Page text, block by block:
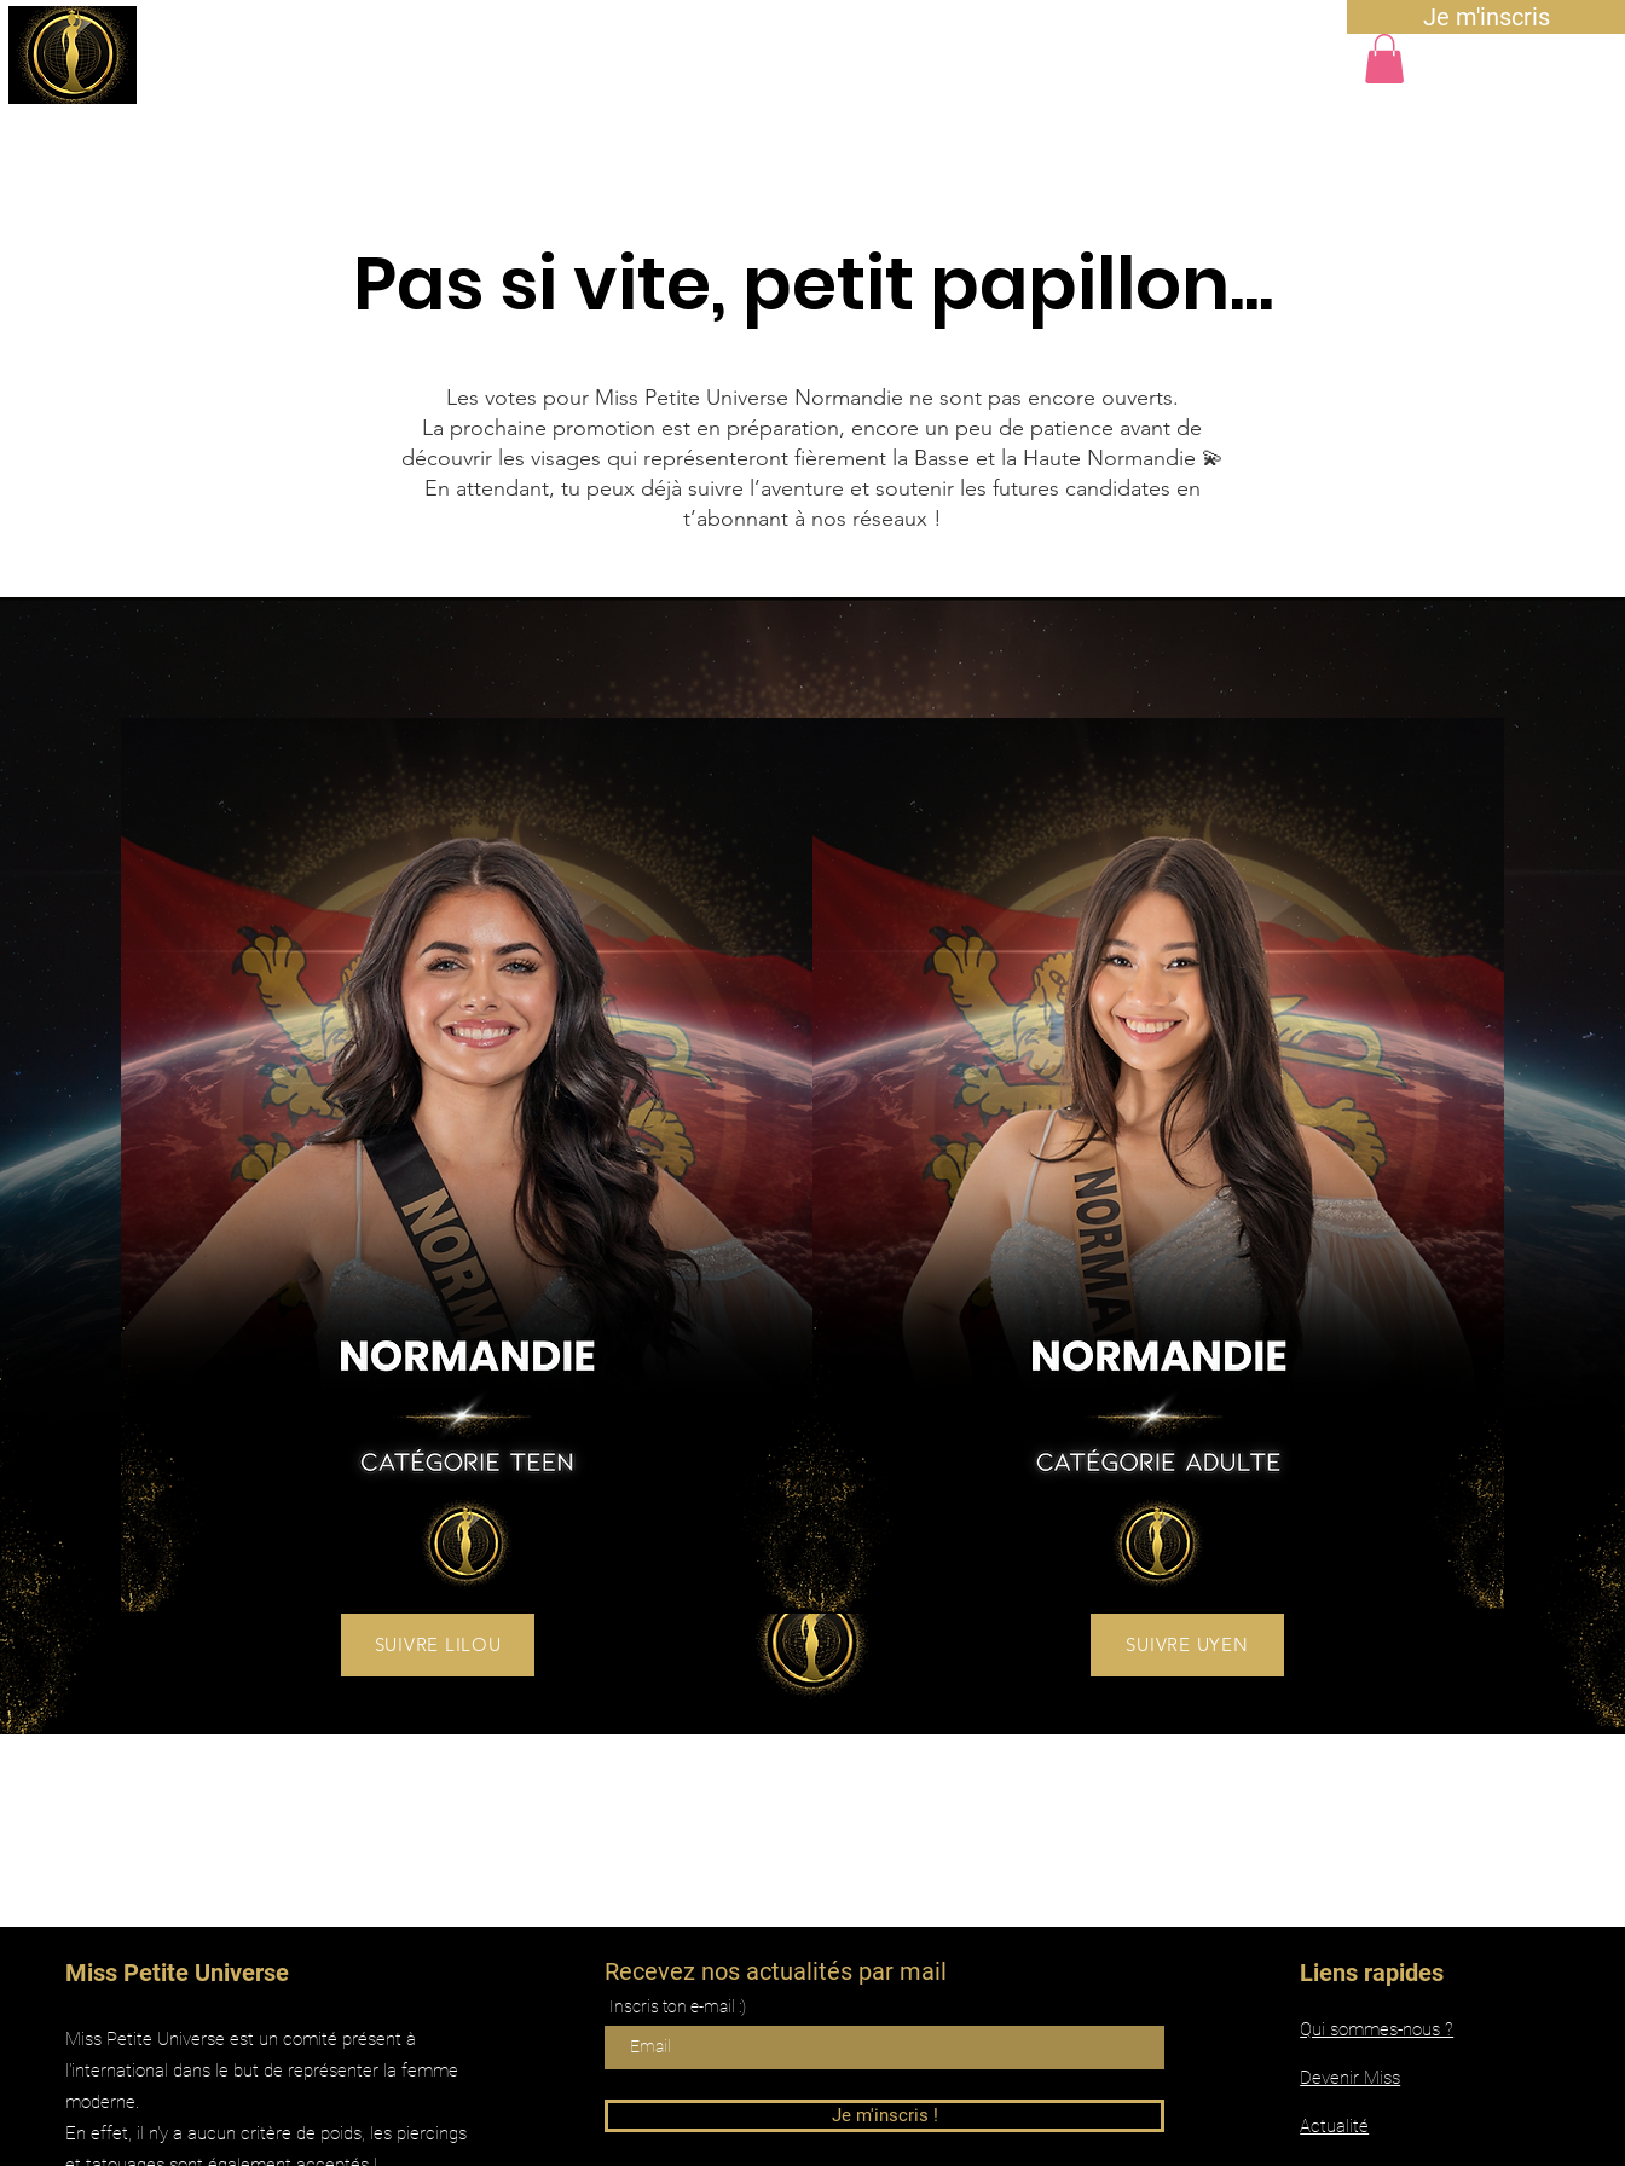
Je m'inscris
Pas si vite, petit papillon...
Les votes pour Miss Petite Universe Normandie ne sont pas encore ouverts.
La prochaine promotion est en préparation, encore un peu de patience avant de
découvrir les visages qui représenteront fièrement la Basse et la Haute Normandie 💫
En attendant, tu peux déjà suivre l’aventure et soutenir les futures candidates en
t’abonnant à nos réseaux !
SUIVRE LILOU SUIVRE UYEN
Miss Petite Universe
Miss Petite Universe est un comité présent à
l'international dans le but de représenter la femme
moderne.
En effet, il n'y a aucun critère de poids, les piercings
Recevez nos actualités par mail
Inscris ton e-mail :)
Je m'inscris !
Liens rapides
Qui sommes-nous ?
Devenir Miss
Actualité